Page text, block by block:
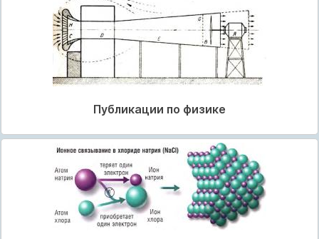
Публикации по физике